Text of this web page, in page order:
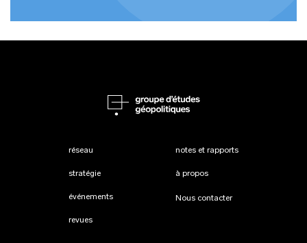
réseau
stratégie
événements
revues
notes et rapports
à propos
Nous contacter